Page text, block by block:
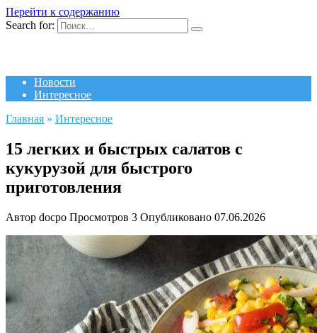
Перейти к содержанию
Search for:
Новости
Интересное
Главная » Интересное
15 легких и быстрых салатов с
кукурузой для быстрого
приготовления
Автор docpo Просмотров 3 Опубликовано 07.06.2026